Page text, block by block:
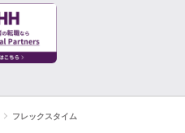
フレックスタイム